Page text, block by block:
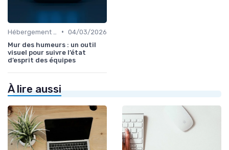
• 04/03/2026
Mur des humeurs : un outil
visuel pour suivre l’état
d’esprit des équipes
À lire aussi